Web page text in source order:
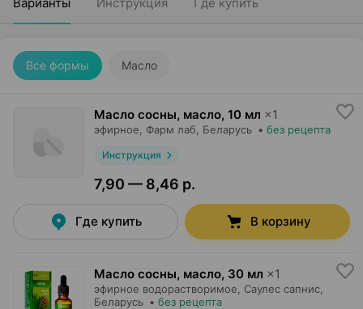
Все формы Масло
Масло сосны, масло, 10 мл ×1
эфирное, Фарм лаб , Беларусь • без рецепта
Инструкция
7,90 — 8,46 р.
Где купить В корзину
Масло сосны, масло, 30 мл ×1
эфирное водорастворимое, Саулес сапнис
Беларусь • без рецепта